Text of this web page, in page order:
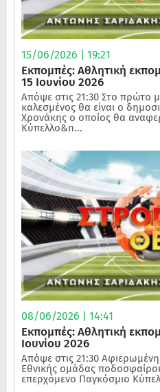
15/06/2026 | 19:21
Εκπομπές: Αθλητική
15 Ιουνίου 2026
Απόψε στις 21:30 Στο πρώτο
καλεσμένος θα είναι ο
Χρονάκης ο οποίος θα
Κύπελλο&n...
08/06/2026 | 14:41
Εκπομπές: Αθλητική
Ιουνίου 2026
Απόψε στις 21:30
Εθνικής ομάδας
επερχόμενο Παγκόσμιο